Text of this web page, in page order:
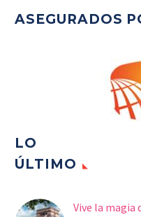
ASEGURADOS
LO
ÚLTIMO
Vive la magia